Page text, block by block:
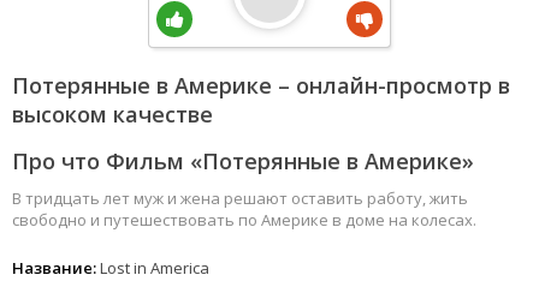
Потерянные в Америке – онлайн-просмотр в
высоком качестве
Про что Фильм «Потерянные в Америке»
В тридцать лет муж и жена решают оставить работу, жить
свободно и путешествовать по Америке в доме на колесах.
Название:Lost in America